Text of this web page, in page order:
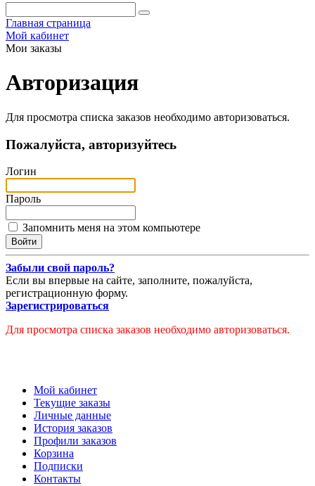
Главная страница
Мой кабинет
Мои заказы
Авторизация
Для просмотра списка заказов необходимо авторизоваться.
Пожалуйста, авторизуйтесь
Логин
Пароль
Запомнить меня на этом компьютере
Забыли свой пароль?
Если вы впервые на сайте, заполните, пожалуйста,
регистрационную форму.
Зарегистрироваться
Для просмотра списка заказов необходимо авторизоваться.
Мой кабинет
Текущие заказы
Личные данные
История заказов
Профили заказов
Корзина
Подписки
Контакты